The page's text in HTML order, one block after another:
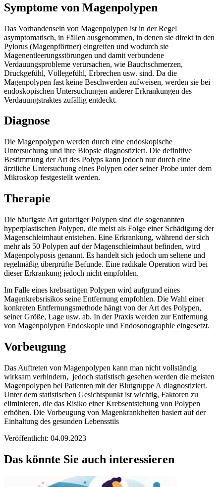
Symptome von Magenpolypen
Das Vorhandensein von Magenpolypen ist in der Regel
asymptomatisch, in Fällen ausgenommen, in denen sie direkt in den
Pylorus (Magenpförtner) eingreifen und wodurch sie
Magenentleerungsstörungen und damit verbundene
Verdauungsprobleme verursachen, wie Bauchschmerzen,
Druckgefühl, Völlegefühl, Erbrechen usw. sind. Da die
Magenpolypen fast keine Beschwerden aufweisen, werden sie bei
endoskopischen Untersuchungen anderer Erkrankungen des
Verdauungstraktes zufällig entdeckt.
Diagnose
Die Magenpolypen werden durch eine endoskopische
Untersuchung und ihre Biopsie diagnostiziert. Die definitive
Bestimmung der Art des Polyps kann jedoch nur durch eine
ärztliche Untersuchung eines Polypen oder seiner Probe unter dem
Mikroskop festgestellt werden.
Therapie
Die häufigste Art gutartiger Polypen sind die sogenannten
hyperplastischen Polypen, die meist als Folge einer Schädigung der
Magenschleimhaut entstehen. Eine Erkrankung, während der sich
mehr als 50 Polypen auf der Magenschleimhaut befinden, wird
Magenpolyposis genannt. Es handelt sich jedoch um seltene und
regelmäßig überprüfte Befunde. Eine radikale Operation wird bei
dieser Erkrankung jedoch nicht empfohlen.
Im Falle eines krebsartigen Polypen wird aufgrund eines
Magenkrebsrisikos seine Entfernung empfohlen. Die Wahl einer
konkreten Entfernungsmethode hängt von der Art des Polypen,
seiner Größe, Lage usw. ab. In der Praxis werden zur Entfernung
von Magenpolypen Endoskopie und Endosonographie eingesetzt.
Vorbeugung
Das Auftreten von Magenpolypen kann man nicht vollständig
wirksam verhindern, jedoch statistisch gesehen werden die meisten
Magenpolypen bei Patienten mit der Blutgruppe A diagnostiziert.
Unter dem statistischen Gesichtspunkt ist wichtig, Faktoren zu
eliminieren, die das Risiko einer Krebsentstehung von Polypen
erhöhen. Die Vorbeugung von Magenkrankheiten basiert auf der
Einhaltung des gesunden Lebensstils
Veröffentlicht: 04.09.2023
Das könnte Sie auch interessieren